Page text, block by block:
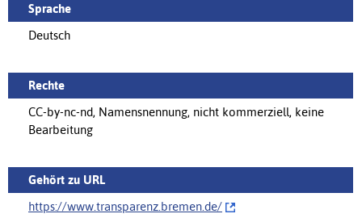
Sprache
Deutsch
Rechte
CC-by-nc-nd, Namensnennung, nicht kommerziell, keine
Bearbeitung
Gehört zu URL
https://www.transparenz.bremen.de/‌